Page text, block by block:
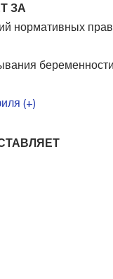
ЗА
нормативных
беременности
(+)